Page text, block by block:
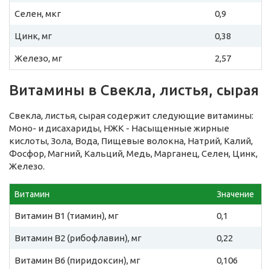
Селен, мкг 0,9
Цинк, мг 0,38
Железо, мг 2,57
Витамины в Свекла, листья, сырая
Свекла, листья, сырая содержит следующие витамины:
Моно- и дисахариды, НЖК - Насыщенные жирные
кислоты, Зола, Вода, Пищевые волокна, Натрий, Калий,
Фосфор, Магний, Кальций, Медь, Марганец, Селен, Цинк,
Железо.
Витамин Значение
Витамин B1 (тиамин), мг 0,1
Витамин B2 (рибофлавин), мг 0,22
Витамин B6 (пиридоксин), мг 0,106